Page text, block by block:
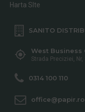
Harta SIte
SANITO
West Business
Strada Preciziei,
0314 100 110
office@papir.ro